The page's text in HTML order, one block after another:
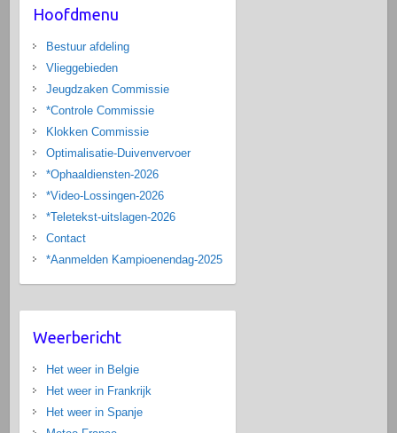
Hoofdmenu
Bestuur afdeling
Vlieggebieden
Jeugdzaken Commissie
*Controle Commissie
Klokken Commissie
Optimalisatie-Duivenvervoer
*Ophaaldiensten-2026
*Video-Lossingen-2026
*Teletekst-uitslagen-2026
Contact
*Aanmelden Kampioenendag-2025
Weerbericht
Het weer in Belgie
Het weer in Frankrijk
Het weer in Spanje